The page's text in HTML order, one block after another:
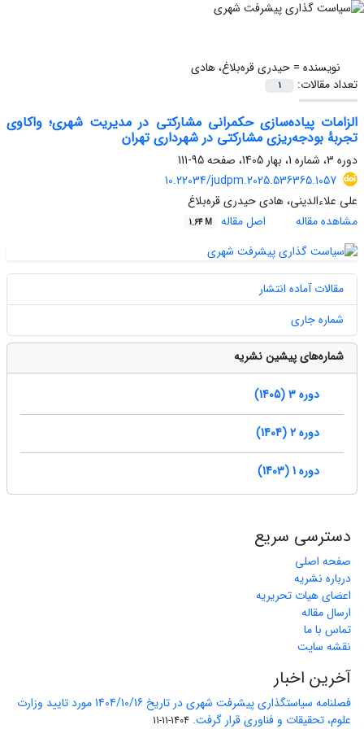
نویسنده =حیدری قره‌بلاغ، هادی
تعداد مقالات:
1
الزامات پیاده‌سازی حکمرانی مشارکتی در مدیریت شهری؛ واکاوی
تجربۀ بودجه‌ریزی مشارکتی در شهرداری تهران
دوره 3، شماره 1، بهار 1405، صفحه
95-111
10.22034/judpm.2025.536365.1057
علی علاءالدینی، هادی حیدری قره‌بلاغ
مشاهده مقاله
اصل مقاله 1.64 M
مقالات آماده انتشار
شماره جاری
شماره‌های پیشین نشریه
دوره 3 (1405)
دوره 2 (1404)
دوره 1 (1403)
دسترسی سریع
صفحه اصلی
درباره نشریه
اعضای هیات تحریریه
ارسال مقاله
تماس با ما
نقشه سایت
آخرین اخبار
فصلنامه سیاستگذاری پیشرفت شهری در تاریخ 1404/10/16 مورد تایید وزارت
علوم، تحقیقات و فناوری قرار گرفت. 1404-11-11